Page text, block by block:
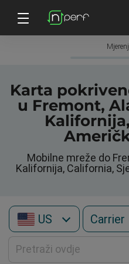
Karta
u Fremont,
Mobilne mreže do
Kalifornija, California,
US